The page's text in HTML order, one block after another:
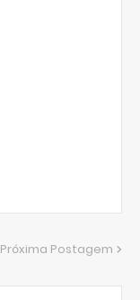
Próxima Postagem